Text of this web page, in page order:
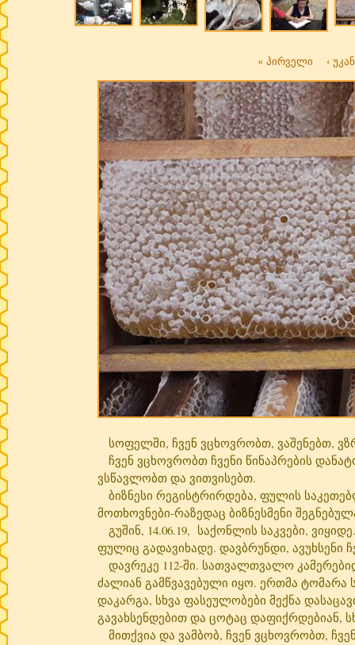
Pages
« პირველი ‹ უკან
სოფელში, ჩვენ ვცხოვრობთ, ვაშენებთ,
ჩვენ ვცხოვრობთ ჩვენი წინაპრების
ვსწავლობთ და ვითვისებთ.
ბიზნესი რეგისტრირდება, ფულის
მოთხოვნები-რაზედაც ბიზნესმენი
გუშინ, 14.06.19, საქონლის საკვები,
ფულიც გადავიხადე. დავბრუნდი, ავუხსენი
დავრეკე 112-ში. სათვალთვალო
ძალიან გამწვავებული იყო. ერთმა ტომარა
დაკარგა, სხვა ფასეულობები მექნა
გავახსენდებით და ცოტაც დაფიქრდებიან,
მითქვია და ვამბობ, ჩვენ ვცხოვრობთ,